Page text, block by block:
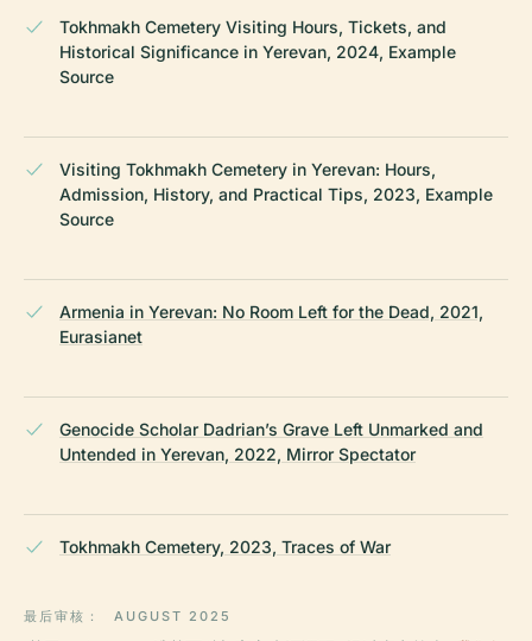
Tokhmakh Cemetery Visiting Hours, Tickets, and
Historical Significance in Yerevan, 2024, Example
Source
Visiting Tokhmakh Cemetery in Yerevan: Hours,
Admission, History, and Practical Tips, 2023, Example
Source
Armenia in Yerevan: No Room Left for the Dead, 2021,
Eurasianet
Genocide Scholar Dadrian’s Grave Left Unmarked and
Untended in Yerevan, 2022, Mirror Spectator
Tokhmakh Cemetery, 2023, Traces of War
最后审核： AUGUST 2025